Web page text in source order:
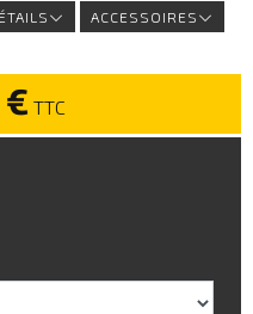
ACCESSOIRES
TTC